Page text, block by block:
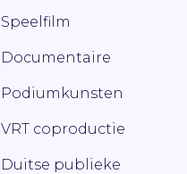
Speelfilm
Documentaire
Podiumkunsten
VRT coproductie
Duitse publieke